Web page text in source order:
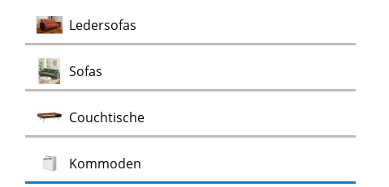
Ledersofas
Sofas
CouchtischeTest
Kommoden